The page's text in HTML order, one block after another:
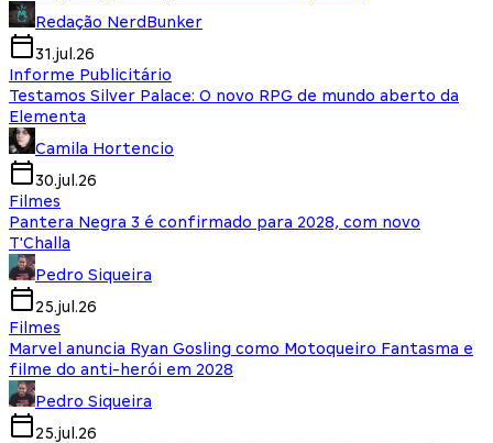
Redação NerdBunker
31.jul.26
Informe Publicitário
Testamos Silver Palace: O novo RPG de mundo aberto da
Elementa
Camila Hortencio
30.jul.26
Filmes
Pantera Negra 3 é confirmado para 2028, com novo
T'Challa
Pedro Siqueira
25.jul.26
Filmes
Marvel anuncia Ryan Gosling como Motoqueiro Fantasma e
filme do anti-herói em 2028
Pedro Siqueira
25.jul.26